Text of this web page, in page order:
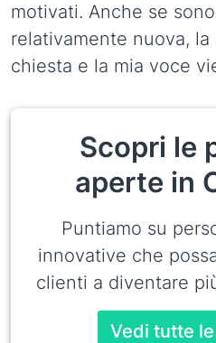
motivati. Anche se
relativamente nuova,
chiesta e la mia voce
Scopri le
aperte in
Puntiamo su
innovative che
clienti a diventare
Vedi tutte